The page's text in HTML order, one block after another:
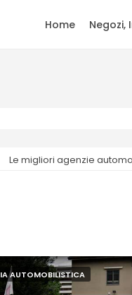
Home Negozi,
Le migliori agenzie
AUTOMOBILISTICA